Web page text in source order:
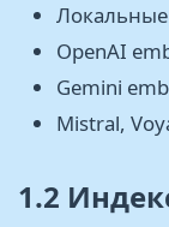
Локальные
OpenAI
Gemini
Mistral,
1.2